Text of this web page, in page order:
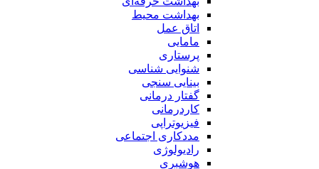
بهداشت محیط
اتاق عمل
مامایی
پرستاری
شنوایی شناسی
بینایی سنجی
گفتار درمانی
کاردرمانی
فیزیوتراپی
مددکاری اجتماعی
رادیولوژی
هوشبری